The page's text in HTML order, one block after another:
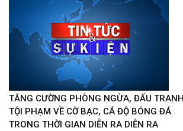
TĂNG CƯỜNG PHÒNG NGỪA, ĐẤU TRANH
TỘI PHẠM VỀ CỜ BẠC, CÁ ĐỘ BÓNG ĐÁ
TRONG THỜI GIAN DIỄN RA DIỄN RA